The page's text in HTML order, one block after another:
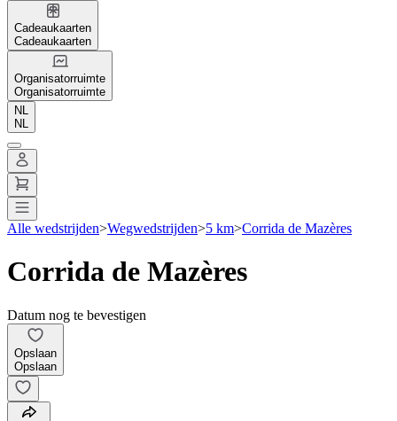
Cadeaukaarten
Cadeaukaarten
Organisatorruimte
Organisatorruimte
NL
NL
Alle wedstrijden>Wegwedstrijden>5 km>Corrida de Mazères
Corrida de Mazères
Datum nog te bevestigen
Opslaan
Opslaan